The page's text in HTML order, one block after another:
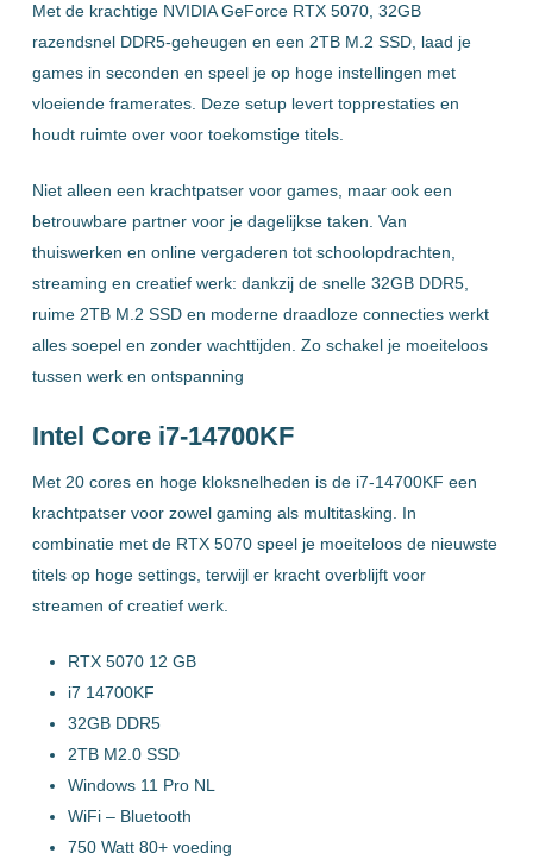
Met de krachtige NVIDIA GeForce RTX 5070, 32GB
razendsnel DDR5-geheugen en een 2TB M.2 SSD, laad je
games in seconden en speel je op hoge instellingen met
vloeiende framerates. Deze setup levert topprestaties en
houdt ruimte over voor toekomstige titels.
Niet alleen een krachtpatser voor games, maar ook een
betrouwbare partner voor je dagelijkse taken. Van
thuiswerken en online vergaderen tot schoolopdrachten,
streaming en creatief werk: dankzij de snelle 32GB DDR5,
ruime 2TB M.2 SSD en moderne draadloze connecties werkt
alles soepel en zonder wachttijden. Zo schakel je moeiteloos
tussen werk en ontspanning
Intel Core i7-14700KF
Met 20 cores en hoge kloksnelheden is de i7-14700KF een
krachtpatser voor zowel gaming als multitasking. In
combinatie met de RTX 5070 speel je moeiteloos de nieuwste
titels op hoge settings, terwijl er kracht overblijft voor
streamen of creatief werk.
RTX 5070 12 GB
i7 14700KF
32GB DDR5
2TB M2.0 SSD
Windows 11 Pro NL
WiFi – Bluetooth
750 Watt 80+ voeding